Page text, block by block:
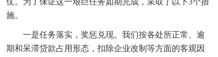
施。
一是任务落实，奖惩兑现。我们按各处所正常、逾
期和呆滞贷款占用形态，扣除企业改制等方面的客观因